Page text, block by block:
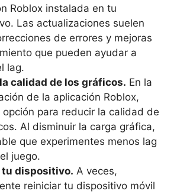
Roblox instalada en‌ tu
Las‌ actualizaciones suelen
de errores y mejoras
que pueden ⁣ayudar a
lag.
calidad de‍ los gráficos. En la
de la aplicación Roblox,
‍opción para reducir ⁣la calidad de
Al disminuir la carga gráfica,
‍que​ experimentes menos ​lag
juego.
tu ‌dispositivo. A veces,
reiniciar tu dispositivo​ móvil